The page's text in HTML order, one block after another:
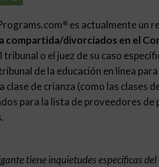
® es actualmente un
compartida/divorciados en el
o el juez de su caso
de la educación en línea
de crianza (como las clases
para la lista de proveedores
.
tiene inquietudes específicas